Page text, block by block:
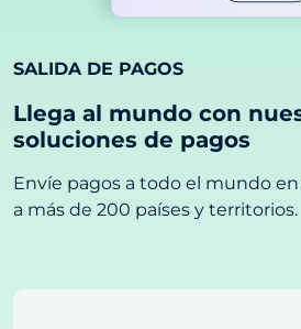
SALIDA DE PAGOS
Llega al mundo con
soluciones de pagos
Envíe pagos a todo el mundo
a más de 200 países y territorios.